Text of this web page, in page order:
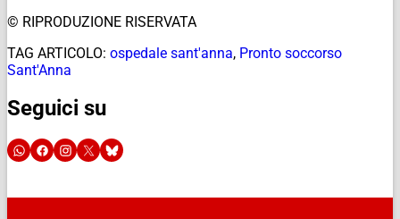
© RIPRODUZIONE RISERVATA
TAG ARTICOLO: ospedale sant'anna, Pronto soccorso
Sant'Anna
Seguici su